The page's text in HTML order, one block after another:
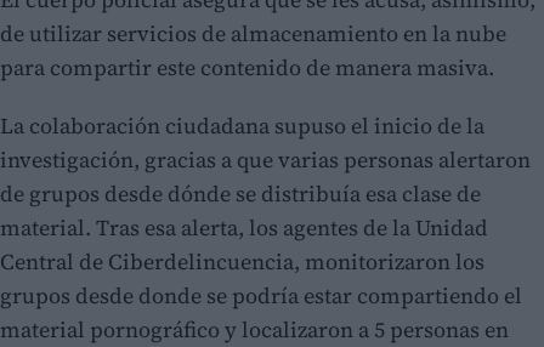
de utilizar servicios de almacenamiento en la nube
para compartir este contenido de manera masiva.
La colaboración ciudadana supuso el inicio de la
investigación, gracias a que varias personas alertaron
de grupos desde dónde se distribuía esa clase de
material. Tras esa alerta, los agentes de la Unidad
Central de Ciberdelincuencia, monitorizaron los
grupos desde donde se podría estar compartiendo el
material pornográfico y localizaron a 5 personas en